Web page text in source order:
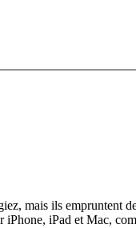
mais ils empruntent
iPad et Mac,